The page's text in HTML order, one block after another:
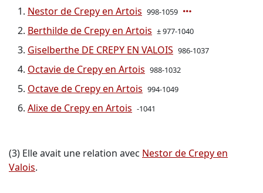
Nestor de Crepy en Artois 998-1059
Berthilde de Crepy en Artois ± 977-1040
Giselberthe DE CREPY EN VALOIS 986-1037
Octavie de Crepy en Artois 988-1032
Octave de Crepy en Artois 994-1049
Alixe de Crepy en Artois -1041
(3) Elle avait une relation avec Nestor de Crepy en
Valois.